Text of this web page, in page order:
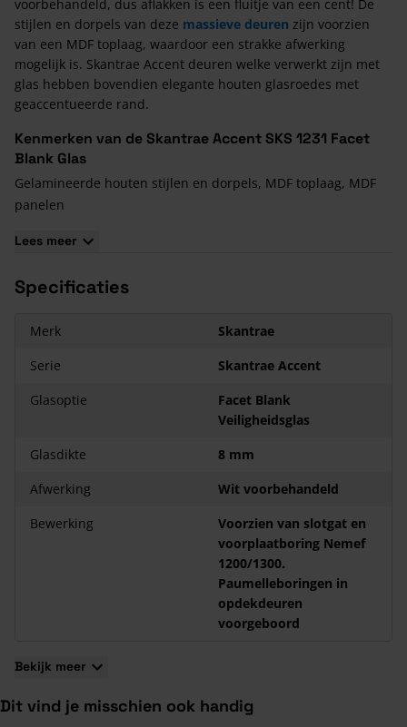
voorbehandeld, dus aflakken is een fluitje van een cent! De
stijlen en dorpels van deze massieve deuren zijn voorzien
van een MDF toplaag, waardoor een strakke afwerking
mogelijk is. Skantrae Accent deuren welke verwerkt zijn met
glas hebben bovendien elegante houten glasroedes met
geaccentueerde rand.
Kenmerken van de Skantrae Accent SKS 1231 Facet
Blank Glas
Gelamineerde houten stijlen en dorpels, MDF toplaag, MDF
panelen
Facetprofielen, MDF paneel met geaccentueerde rand
KOMO gecertificeerd
Paumelleboringen in opdekdeuren voorgeboord
10 jaar garantie
Maatwerkproduct Skantrae Accent SKS 1231 Facet
Blank Glas
een maatwerkproduct. Voor een maatwerkproduct geldt het
Afwijkende maat nodig? Dat kan! Kijk voor meer informatie
onderaan de pagina bij de veel gestelde vragen!
Lees meer
Specificaties
Merk
Skantrae
Serie
Skantrae Accent
Glasoptie
Facet Blank
Veiligheidsglas
Glasdikte
8 mm
Afwerking
Wit voorbehandeld
Bewerking
Voorzien van slotgat en
voorplaatboring Nemef
1200/1300.
Paumelleboringen in
opdekdeuren
voorgeboord
Bekijk meer
Dit vind je misschien ook handig